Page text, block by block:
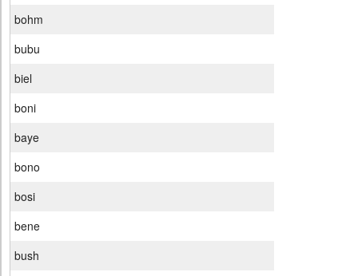
bohm
bubu
biel
boni
baye
bono
bosi
bene
bush